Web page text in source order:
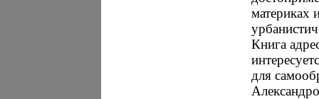
материках
Книга
для